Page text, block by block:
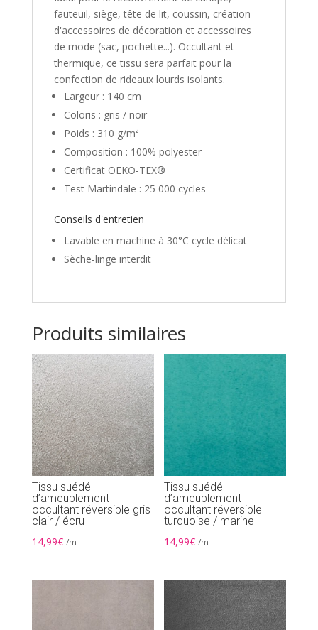
fauteuil, siège, tête de lit, coussin, création
d'accessoires de décoration et accessoires
de mode (sac, pochette...). Occultant et
thermique, ce tissu sera parfait pour la
confection de rideaux lourds isolants.
Largeur : 140 cm
Coloris : gris / noir
Poids : 310 g/m²
Composition : 100% polyester
Certificat OEKO-TEX®
Test Martindale : 25 000 cycles
Conseils d'entretien
Lavable en machine à 30°C cycle délicat
Sèche-linge interdit
Produits similaires
Tissu suédé
d’ameublement
occultant réversible gris
clair / écru
14,99€ /m
Tissu suédé
d’ameublement
occultant réversible
turquoise / marine
14,99€ /m